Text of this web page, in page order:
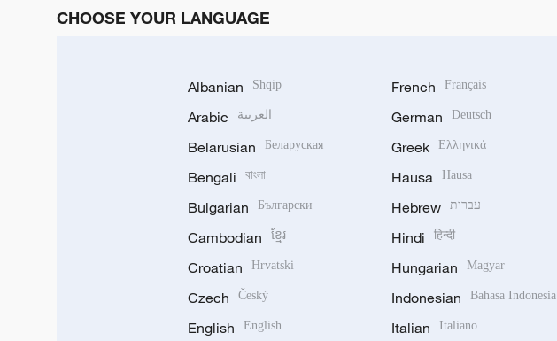
CHOOSE YOUR LANGUAGE
Albanian Shqip
Arabic العربية
Belarusian Беларуская
Bengali বাংলা
Bulgarian Български
Cambodian ខ្មែរ
Croatian Hrvatski
Czech Český
English English
French Français
German Deutsch
Greek Ελληνικά
Hausa Hausa
Hebrew עברית
Hindi हिन्दी
Hungarian Magyar
Indonesian Bahasa Indonesia
Italian Italiano